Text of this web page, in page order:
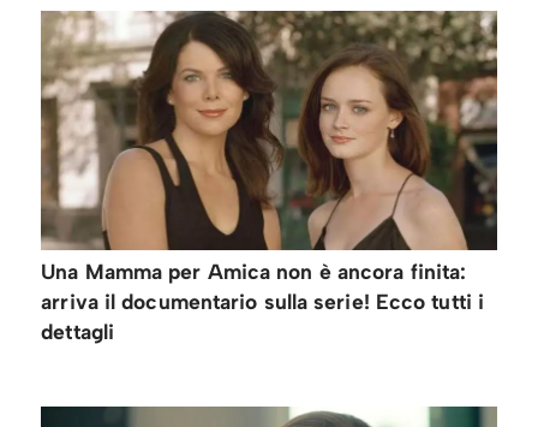
Una Mamma per Amica non è ancora finita:
arriva il documentario sulla serie! Ecco tutti i
dettagli